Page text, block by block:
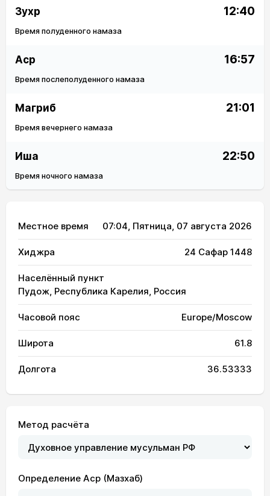
Зухр 12:40
Время полуденного намаза
Аср 16:57
Время послеполуденного намаза
Магриб 21:01
Время вечернего намаза
Иша 22:50
Время ночного намаза
Местное время 07:04, Пятница, 07 августа 2026
Хиджра 24 Сафар 1448
Населённый пункт
Пудож, Республика Карелия, Россия
Часовой пояс Europe/Moscow
Широта 61.8
Долгота 36.53333
Метод расчёта
Определение Аср (Мазхаб)